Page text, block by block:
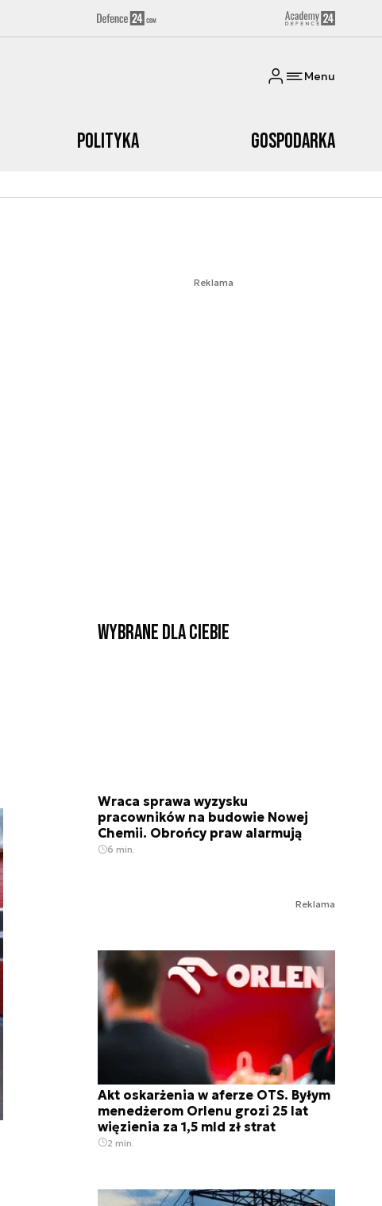
Menu
Polityka Gospodarka
Reklama
Wybrane dla Ciebie
Wraca sprawa wyzysku
pracowników na budowie Nowej
Chemii. Obrońcy praw alarmują
6 min.
Reklama
Akt oskarżenia w aferze OTS. Byłym
menedżerom Orlenu grozi 25 lat
więzienia za 1,5 mld zł strat
2 min.